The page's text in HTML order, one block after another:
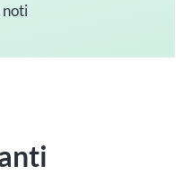
noti